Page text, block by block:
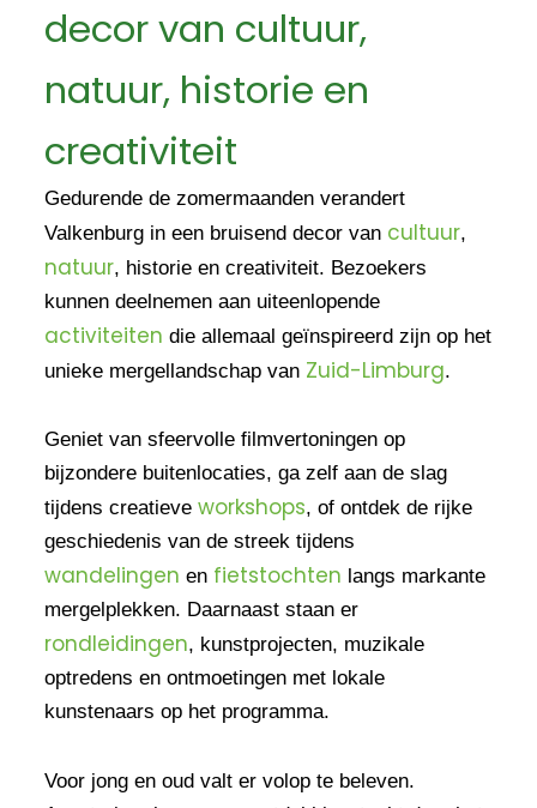
decor van cultuur,
natuur, historie en
creativiteit
Gedurende de zomermaanden verandert
Valkenburg in een bruisend decor van cultuur,
natuur, historie en creativiteit. Bezoekers
kunnen deelnemen aan uiteenlopende
activiteiten die allemaal geïnspireerd zijn op het
unieke mergellandschap van Zuid-Limburg.
Geniet van sfeervolle filmvertoningen op
bijzondere buitenlocaties, ga zelf aan de slag
tijdens creatieve workshops, of ontdek de rijke
geschiedenis van de streek tijdens
wandelingen en fietstochten langs markante
mergelplekken. Daarnaast staan er
rondleidingen, kunstprojecten, muzikale
optredens en ontmoetingen met lokale
kunstenaars op het programma.
Voor jong en oud valt er volop te beleven.